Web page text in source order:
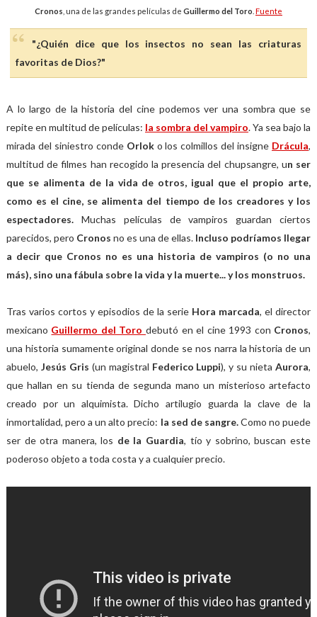
Cronos , una de las grandes películas de Guillermo del Toro Fuente
"¿Quién dice que los insectos no sean las criaturas
favoritas de Dios?"
A lo largo de la historia del cine podemos ver una sombra que se
repite en multitud de películas: la sombra del vampiro. Ya sea bajo la
mirada del siniestro conde Orloko los colmillos del insigne Drácula,
multitud de filmes han recogido la presencia del chupsangre, un ser
que se alimenta de la vida de otros, igual que el propio arte,
como es el cine, se alimenta del tiempo de los creadores y los
espectadores. Muchas películas de vampiros guardan ciertos
parecidos, pero Cronos no es una de ellas. Incluso podríamos llegar
a decir que Cronos no es una historia de vampiros (o no una
más), sino una fábula sobre la vida y la muerte... y los monstruos.
Tras varios cortos y episodios de la serie Hora marcada, el director
mexicano Guillermo del Toro debutó en el cine 1993 con Cronos,
una historia sumamente original donde se nos narra la historia de un
abuelo, Jesús Gris (un magistral Federico Luppi), y su nietaAurora,
que hallan en su tienda de segunda mano un misterioso artefacto
creado por un alquimista. Dicho artilugio guarda la clave de la
inmortalidad, pero a un alto precio: la sed de sangre.Como no puede
ser de otra manera, los de la Guardia, tío y sobrino, buscan este
poderoso objeto a toda costa y a cualquier precio.